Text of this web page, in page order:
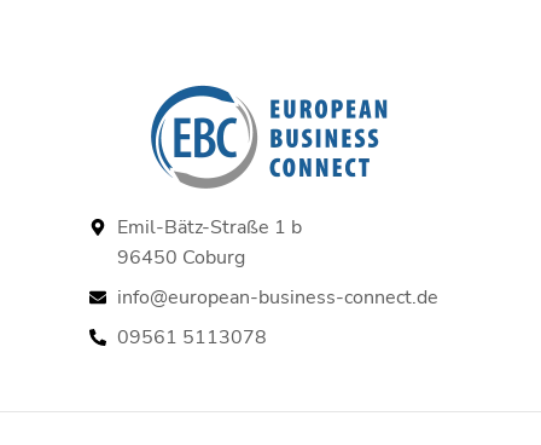
Emil-Bätz-Straße 1 b
96450 Coburg
info@european-business-connect.de
09561 5113078